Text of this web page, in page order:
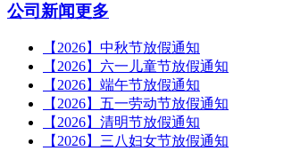
公司新闻更多
【2026】中秋节放假通知
【2026】六一儿童节放假通知
【2026】端午节放假通知
【2026】五一劳动节放假通知
【2026】清明节放假通知
【2026】三八妇女节放假通知